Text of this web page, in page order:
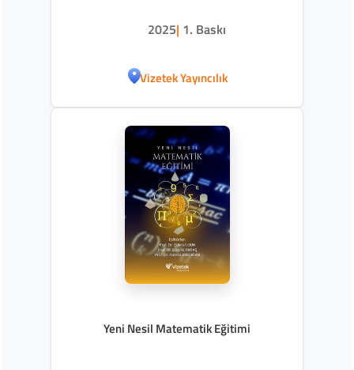
2025| 1. Baskı
Vizetek Yayıncılık
Yeni Nesil Matematik Eğitimi